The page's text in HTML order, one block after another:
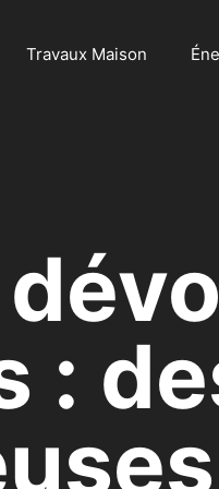
Travaux Maison
: